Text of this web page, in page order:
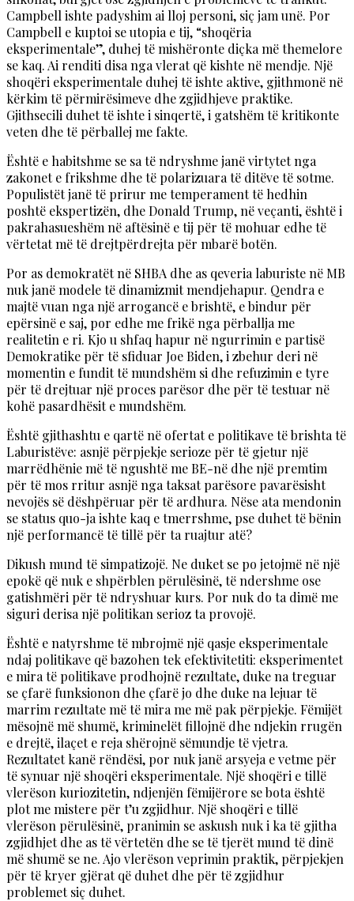
Campbell ishte padyshim ai lloj personi, siç jam unë. Por
Campbell e kuptoi se utopia e tij, “shoqëria
eksperimentale”, duhej të mishëronte diçka më themelore
se kaq. Ai renditi disa nga vlerat që kishte në mendje. Një
shoqëri eksperimentale duhej të ishte aktive, gjithmonë në
kërkim të përmirësimeve dhe zgjidhjeve praktike.
Gjithsecili duhet të ishte i sinqertë, i gatshëm të kritikonte
veten dhe të përballej me fakte.
Është e habitshme se sa të ndryshme janë virtytet nga
zakonet e frikshme dhe të polarizuara të ditëve të sotme.
Populistët janë të prirur me temperament të hedhin
poshtë ekspertizën, dhe Donald Trump, në veçanti, është i
pakrahasueshëm në aftësinë e tij për të mohuar edhe të
vërtetat më të drejtpërdrejta për mbarë botën.
Por as demokratët në SHBA dhe as qeveria laburiste në MB
nuk janë modele të dinamizmit mendjehapur. Qendra e
majtë vuan nga një arrogancë e brishtë, e bindur për
epërsinë e saj, por edhe me frikë nga përballja me
realitetin e ri. Kjo u shfaq hapur në ngurrimin e partisë
Demokratike për të sfiduar Joe Biden, i zbehur deri në
momentin e fundit të mundshëm si dhe refuzimin e tyre
për të drejtuar një proces parësor dhe për të testuar në
kohë pasardhësit e mundshëm.
Është gjithashtu e qartë në ofertat e politikave të brishta të
Laburistëve: asnjë përpjekje serioze për të gjetur një
marrëdhënie më të ngushtë me BE-në dhe një premtim
për të mos rritur asnjë nga taksat parësore pavarësisht
nevojës së dëshpëruar për të ardhura. Nëse ata mendonin
se status quo-ja ishte kaq e tmerrshme, pse duhet të bënin
një performancë të tillë për ta ruajtur atë?
Dikush mund të simpatizojë. Ne duket se po jetojmë në një
epokë që nuk e shpërblen përulësinë, të ndershme ose
gatishmëri për të ndryshuar kurs. Por nuk do ta dimë me
siguri derisa një politikan serioz ta provojë.
Është e natyrshme të mbrojmë një qasje eksperimentale
ndaj politikave që bazohen tek efektivitetiti: eksperimentet
e mira të politikave prodhojnë rezultate, duke na treguar
se çfarë funksionon dhe çfarë jo dhe duke na lejuar të
marrim rezultate më të mira me më pak përpjekje. Fëmijët
mësojnë më shumë, kriminelët fillojnë dhe ndjekin rrugën
e drejtë, ilaçet e reja shërojnë sëmundje të vjetra.
Rezultatet kanë rëndësi, por nuk janë arsyeja e vetme për
të synuar një shoqëri eksperimentale. Një shoqëri e tillë
vlerëson kuriozitetin, ndjenjën fëmijërore se bota është
plot me mistere për t’u zgjidhur. Një shoqëri e tillë
vlerëson përulësinë, pranimin se askush nuk i ka të gjitha
zgjidhjet dhe as të vërtetën dhe se të tjerët mund të dinë
më shumë se ne. Ajo vlerëson veprimin praktik, përpjekjen
për të kryer gjërat që duhet dhe për të zgjidhur
problemet siç duhet.